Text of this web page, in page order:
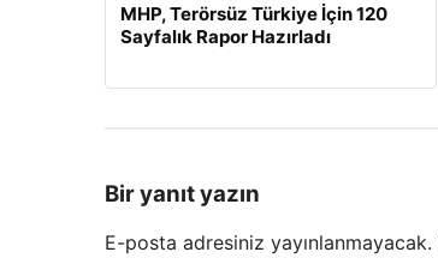
MHP, Terörsüz Türkiye İçin 120
Sayfalık Rapor Hazırladı
Bir yanıt yazın
E-posta adresiniz yayınlanmayacak.